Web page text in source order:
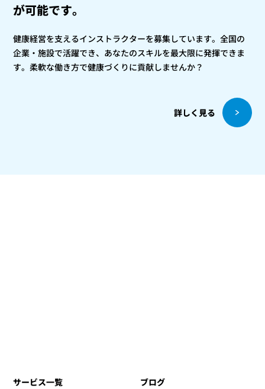
が可能です。
健康経営を支えるインストラクターを募集しています。全国の
企業・施設で活躍でき、あなたのスキルを最大限に発揮できま
す。柔軟な働き方で健康づくりに貢献しませんか？
詳しく見る
サービス一覧
ブログ